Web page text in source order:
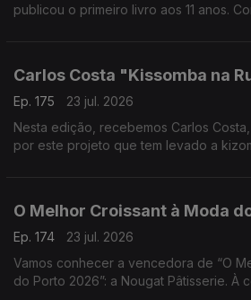
publicou o primeiro livro aos 11 anos.
Carlos Costa "Kissomba na
Ep. 175
23 jul. 2026
Nesta edição, recebemos Carlos
por este projeto que tem levado a
O Melhor Croissant à Moda
Ep. 174
23 jul. 2026
Vamos conhecer a vencedora de “O
do Porto 2026”: a Nougat Pâtisserie. À